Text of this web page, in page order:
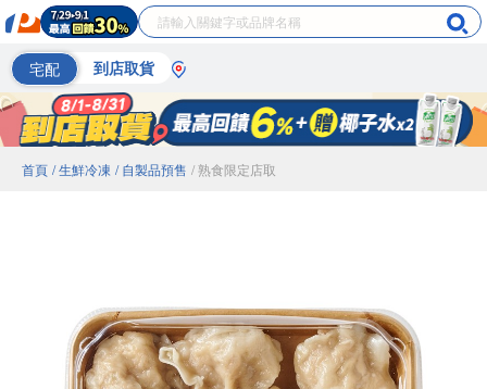
宅配 到店取貨
首頁 / 生鮮冷凍 / 自製品預售 / 熟食限定店取